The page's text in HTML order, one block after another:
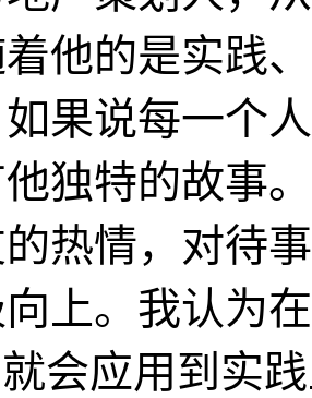
他的是实践
果说每一个
独特的故事
热情，对待
上。我认为
会应用到实